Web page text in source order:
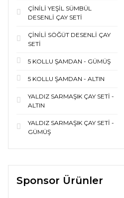
ÇİNİLİ YEŞİL SÜMBÜL
DESENLİ ÇAY SETİ
ÇİNİLİ SÖĞÜT DESENLİ ÇAY
SETİ
5 KOLLU ŞAMDAN - GÜMÜŞ
5 KOLLU ŞAMDAN - ALTIN
YALDIZ SARMAŞIK ÇAY SETİ -
ALTIN
YALDIZ SARMAŞIK ÇAY SETİ -
GÜMÜŞ
Sponsor Ürünler